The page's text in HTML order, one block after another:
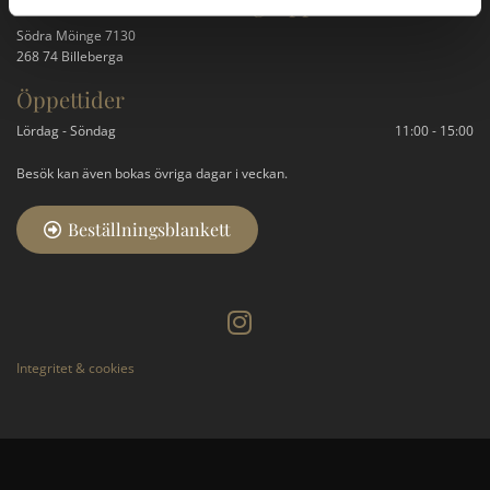
Södra Möinge 7130
268 74 Billeberga
Öppettider
Lördag - Söndag 11:00 - 15:00
Besök kan även bokas övriga dagar i veckan.
Beställningsblankett
Integritet & cookies